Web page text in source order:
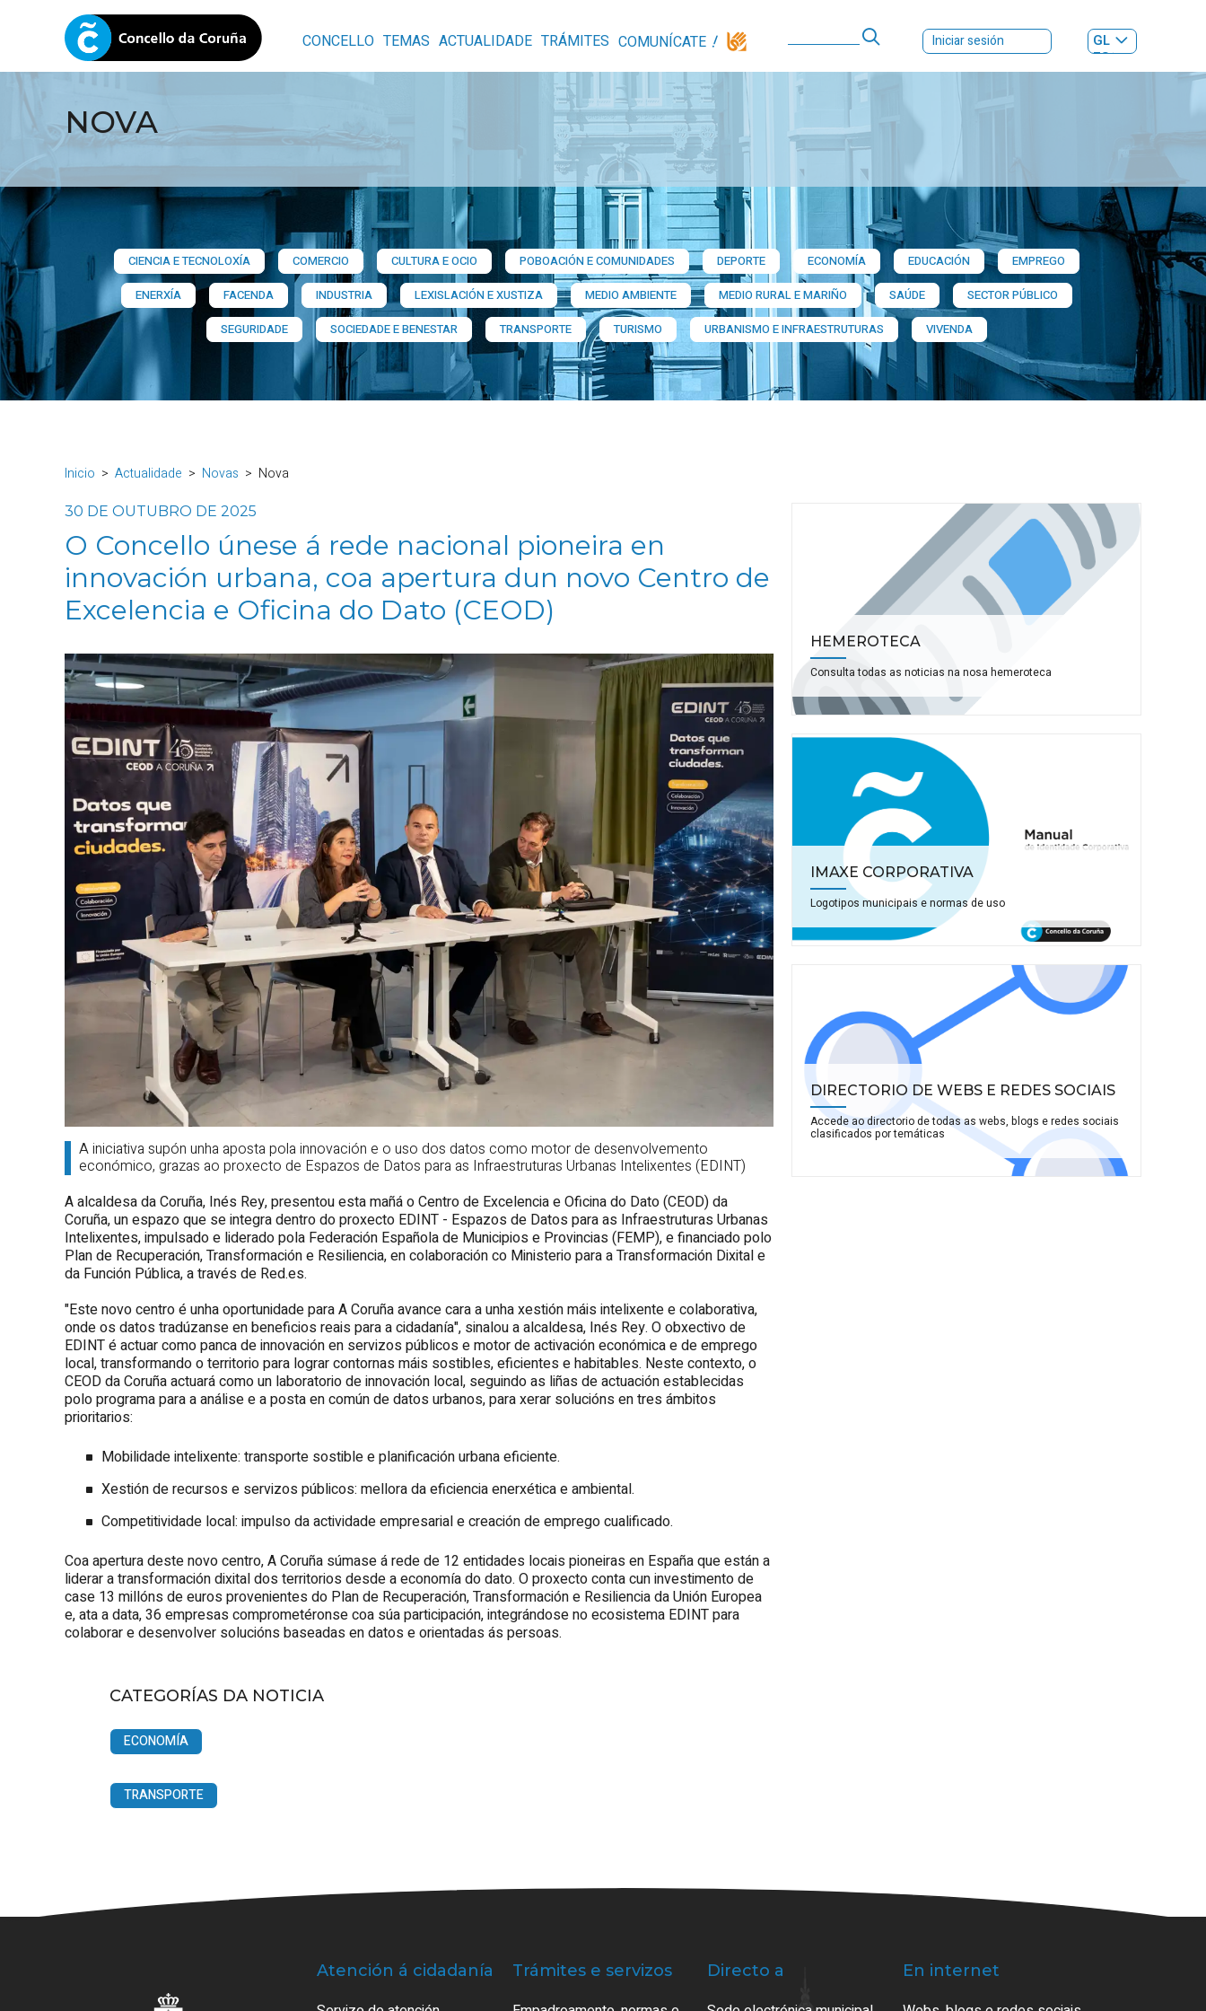
CONCELLO TEMAS ACTUALIDADE TRÁMITES COMUNÍCATE Iniciar sesión
GL
ES|
NOVA
CIENCIA E TECNOLOXÍA COMERCIO CULTURA E OCIO POBOACIÓN E COMUNIDADES DEPORTE ECONOMÍA EDUCACIÓN
EMPREGO
ENERXÍA
FACENDA INDUSTRIA LEXISLACIÓN E XUSTIZA MEDIO AMBIENTE MEDIO RURAL E MARIÑO SAÚDE
SECTOR PÚBLICO
SEGURIDADE
SOCIEDADE E BENESTAR TRANSPORTE TURISMO URBANISMO E INFRAESTRUTURAS VIVENDA
Inicio Actualidade Novas Nova
30 DE OUTUBRO DE 2025
O Concello únese á rede nacional pioneira en
innovación urbana, coa apertura dun novo Centro de
Excelencia e Oficina do Dato (CEOD)
A iniciativa supón unha aposta pola innovación e o uso dos datos como motor de desenvolvemento
económico, grazas ao proxecto de Espazos de Datos para as Infraestruturas Urbanas Intelixentes (EDINT)
A alcaldesa da Coruña, Inés Rey, presentou esta mañá o Centro de Excelencia e Oficina do Dato (CEOD) da
Coruña, un espazo que se integra dentro do proxecto EDINT - Espazos de Datos para as Infraestruturas Urbanas
Intelixentes, impulsado e liderado pola Federación Española de Municipios e Provincias (FEMP), e financiado polo
Plan de Recuperación, Transformación e Resiliencia, en colaboración co Ministerio para a Transformación Dixital e
da Función Pública, a través de Red.es.
"Este novo centro é unha oportunidade para A Coruña avance cara a unha xestión máis intelixente e colaborativa,
onde os datos tradúzanse en beneficios reais para a cidadanía", sinalou a alcaldesa, Inés Rey. O obxectivo de
EDINT é actuar como panca de innovación en servizos públicos e motor de activación económica e de emprego
local, transformando o territorio para lograr contornas máis sostibles, eficientes e habitables. Neste contexto, o
CEOD da Coruña actuará como un laboratorio de innovación local, seguindo as liñas de actuación establecidas
polo programa para a análise e a posta en común de datos urbanos, para xerar solucións en tres ámbitos
prioritarios:
Mobilidade intelixente: transporte sostible e planificación urbana eficiente.
Xestión de recursos e servizos públicos: mellora da eficiencia enerxética e ambiental.
Competitividade local: impulso da actividade empresarial e creación de emprego cualificado.
Coa apertura deste novo centro, A Coruña súmase á rede de 12 entidades locais pioneiras en España que están a
liderar a transformación dixital dos territorios desde a economía do dato. O proxecto conta cun investimento de
case 13 millóns de euros provenientes do Plan de Recuperación, Transformación e Resiliencia da Unión Europea
e, ata a data, 36 empresas comprometéronse coa súa participación, integrándose no ecosistema EDINT para
colaborar e desenvolver solucións baseadas en datos e orientadas ás persoas.
CATEGORÍAS DA NOTICIA
ECONOMÍA
TRANSPORTE
HEMEROTECA
Consulta todas as noticias na nosa hemeroteca
IMAXE CORPORATIVA
Logotipos municipais e normas de uso
DIRECTORIO DE WEBS E REDES SOCIAIS
Accede ao directorio de todas as webs, blogs e redes sociais
clasificados por temáticas
Atención á cidadanía Trámites e servizos Directo a En internet